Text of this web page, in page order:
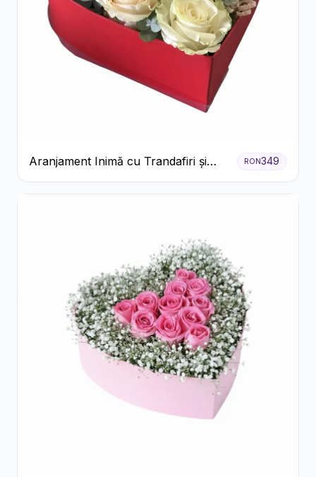
Aranjament Inimă cu Trandafiri și
Praline Ferrero
RON349